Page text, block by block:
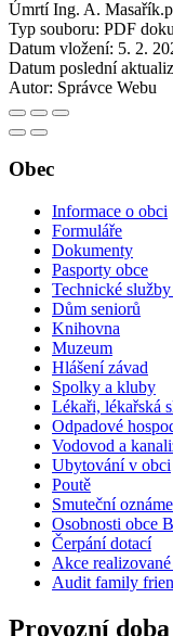
Úmrtí Ing. A.
Typ souboru: PDF
Datum vložení: 5. 2.
Datum poslední
Autor: Správce Webu
Obec
Informace o obci
Formuláře
Dokumenty
Pasporty obce
Technické
Dům seniorů
Knihovna
Muzeum
Hlášení závad
Spolky a kluby
Lékaři, lékařská
Odpadové
Vodovod a
Ubytování v obci
Poutě
Smuteční
Osobnosti obce
Čerpání dotací
Akce
Audit family
Provozní